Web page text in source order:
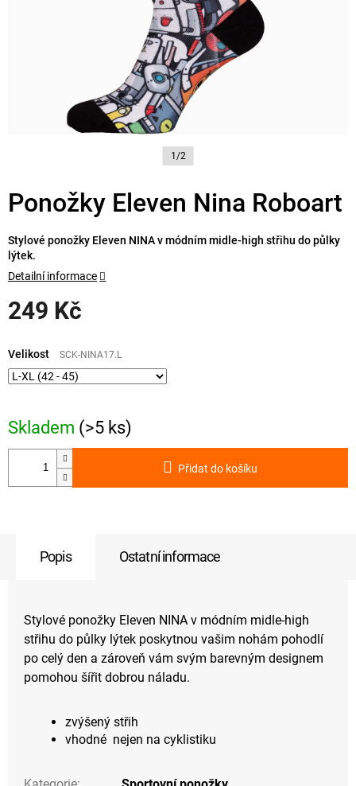
1/2
Ponožky Eleven Nina Roboart
249 Kč
cena:
Skladem (>5 ks)
Velikost SCK-NINA17.L
Přidat do košíku
Stylové ponožky Eleven NINA v módním midle-high střihu do půlky
lýtek.
Detailní informace
Popis Ostatní informace
Stylové ponožky Eleven NINA v módním midle-high
střihu do půlky lýtek poskytnou vašim nohám pohodlí
po celý den a zároveň vám svým barevným designem
pomohou šířit dobrou náladu.
zvýšený střih
vhodné nejen na cyklistiku